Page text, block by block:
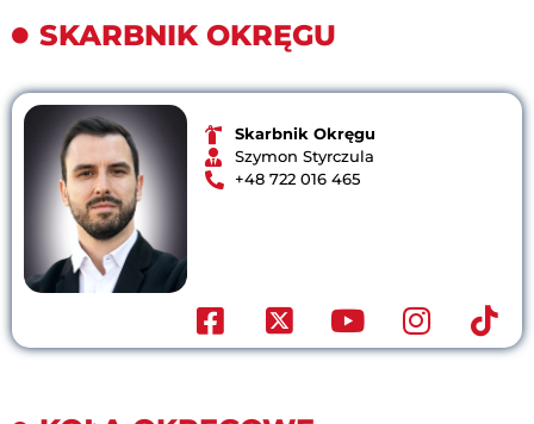
SKARBNIK OKRĘGU
Skarbnik Okręgu
Szymon Styrczula
+48 ⁨722 016 465⁩